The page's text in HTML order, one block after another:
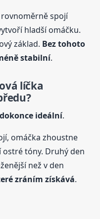
spojí
hladší omáčku.
základ. Bez tohoto
stabilní.
líčka
ideální.
omáčka zhoustne
tóny. Druhý den
než v den
zráním získává.